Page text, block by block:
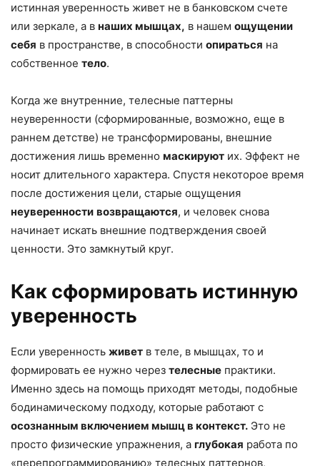
истинная уверенность живет не в банковском счете
или зеркале, а в наших мышцах, в нашем ощущении
себя в пространстве, в способности опираться на
собственное тело.
Когда же внутренние, телесные паттерны
неуверенности (сформированные, возможно, еще в
раннем детстве) не трансформированы, внешние
достижения лишь временно маскируют их. Эффект не
носит длительного характера. Спустя некоторое время
после достижения цели, старые ощущения
неуверенности возвращаются, и человек снова
начинает искать внешние подтверждения своей
ценности. Это замкнутый круг.
Как сформировать истинную
уверенность
Если уверенность живет в теле, в мышцах, то и
формировать ее нужно через телесные практики.
Именно здесь на помощь приходят методы, подобные
бодинамическому подходу, которые работают с
осознанным включением мышц в контекст. Это не
просто физические упражнения, а глубокая работа по
«перепрограммированию» телесных паттернов,